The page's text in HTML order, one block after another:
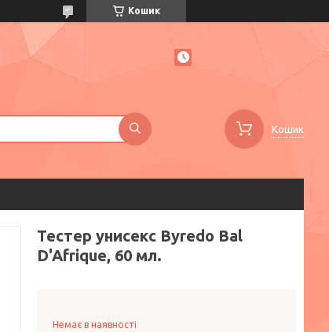
Кошик
Кошик
Тестер унисекс Byredo Bal
D'Afrique, 60 мл.
Немає в наявності